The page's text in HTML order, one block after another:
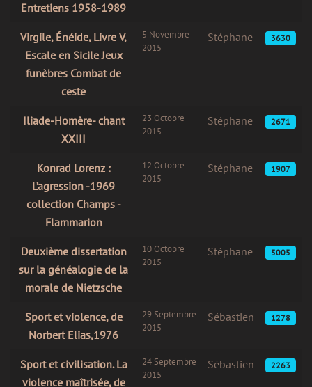
Entretiens 1958-1989
Virgile, Énéide, Livre V,
Escale en Sicile Jeux
funèbres Combat de
ceste
5 Novembre
2015
Stéphane 3630
Iliade-Homère- chant
XXIII
23 Octobre
2015
Stéphane 2671
Konrad Lorenz :
L’agression -1969
collection Champs -
Flammarion
12 Octobre
2015
Stéphane 1907
Deuxième dissertation
sur la généalogie de la
morale de Nietzsche
10 Octobre
2015
Stéphane 5005
Sport et violence, de
Norbert Elias,1976
29 Septembre
2015
Sébastien 1278
Sport et civilisation. La
violence maîtrisée, de
24 Septembre
2015
Sébastien 2263